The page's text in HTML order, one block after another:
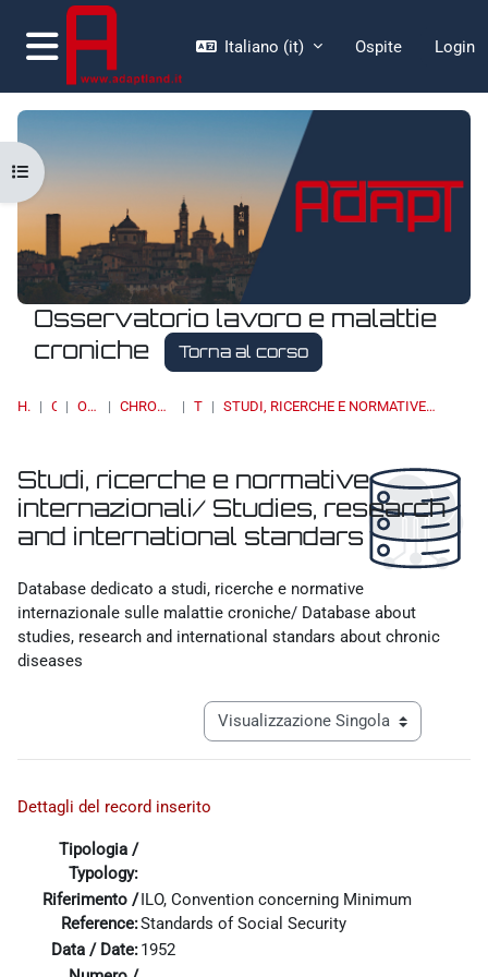
Vai al contenuto principale
Pannello laterale
Italiano ‎(it)‎ Ospite Login
Osservatorio lavoro e malattie
croniche
Torna al corso
HOME CORSI OSSERVATORI CHRONIC DISEASES & WORK TOPIC 4 STUDI, RICERCHE E NORMATIVE INTERNAZIONALI/ STUDIES, RESEARCH AND INTERNATIONAL STANDARS
Apri indice del corso
Studi, ricerche e normative
internazionali/ Studies, research
and international standars
Database dedicato a studi, ricerche e normative
internazionale sulle malattie croniche/ Database about
studies, research and international standars about chronic
diseases
Navigazione terziaria modalità
Dettagli del record inserito
Tipologia /
Typology:
Riferimento /
Reference:
ILO, Convention concerning Minimum
Standards of Social Security
Data / Date:1952